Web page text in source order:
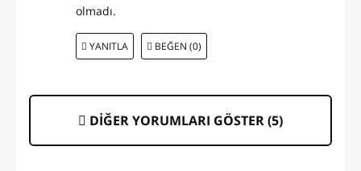
olmadı.
YANITLA BEĞEN (0)
DİĞER YORUMLARI GÖSTER (5)